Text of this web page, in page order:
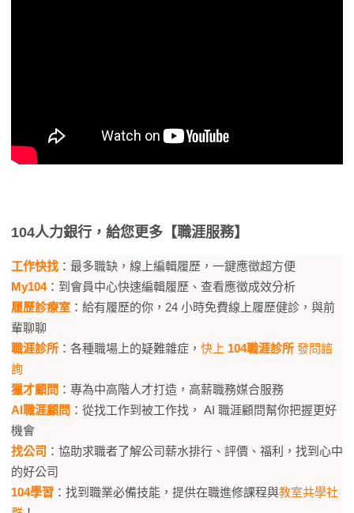
104人力銀行，給您更多【職涯服務】
工作快找：最多職缺，線上編輯履歷，一鍵應徵超方便
My104：到會員中心快速編輯履歷、查看應徵成效分析
履歷診療室 ：給有履歷的你，24 小時免費線上履歷健診，與前
輩聊聊
職涯診所 ：各種職場上的疑難雜症， 快上 104職涯診所 發問諮
詢
獵才顧問 ：專為中高階人才打造，高薪職務媒合服務
AI職涯顧問 ：從找工作到被工作找，​ AI 職涯顧問幫你把握更好
機會​
找公司 ：協助求職者了解公司薪水排行、評價、福利，找到心中
的好公司
104學習 ：找到職業必備技能，提供在職進修課程與教室共學社